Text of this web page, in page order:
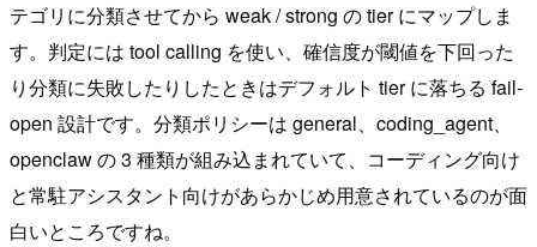
テゴリに分類させてから weak / strong の tier にマップしま
す。判定には tool calling を使い、確信度が閾値を下回った
り分類に失敗したりしたときはデフォルト tier に落ちる fail-
open 設計です。分類ポリシーは general、coding_agent、
openclaw の 3 種類が組み込まれていて、コーディング向け
と常駐アシスタント向けがあらかじめ用意されているのが面
白いところですね。